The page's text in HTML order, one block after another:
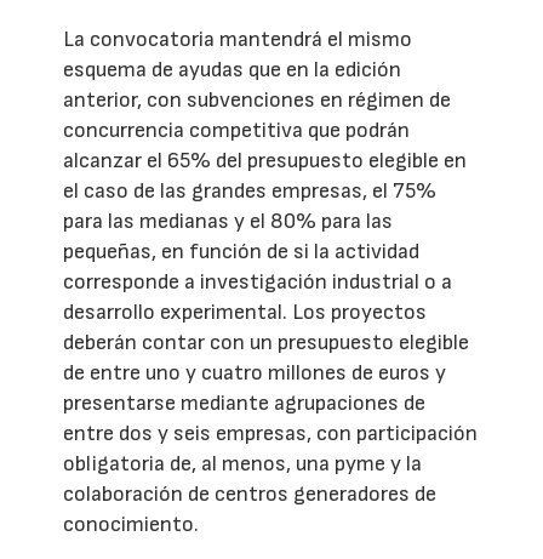
La convocatoria mantendrá el mismo
esquema de ayudas que en la edición
anterior, con subvenciones en régimen de
concurrencia competitiva que podrán
alcanzar el 65% del presupuesto elegible en
el caso de las grandes empresas, el 75%
para las medianas y el 80% para las
pequeñas, en función de si la actividad
corresponde a investigación industrial o a
desarrollo experimental. Los proyectos
deberán contar con un presupuesto elegible
de entre uno y cuatro millones de euros y
presentarse mediante agrupaciones de
entre dos y seis empresas, con participación
obligatoria de, al menos, una pyme y la
colaboración de centros generadores de
conocimiento.